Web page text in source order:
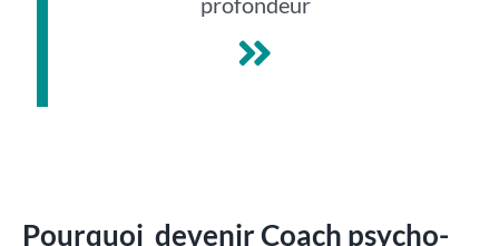
Pourquoi devenir Coach psycho-